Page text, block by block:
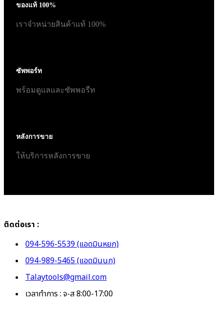
ของแท้ 100%
เราจำหน่ายสินค้าแท้ 100%
ซัพพอร์ท
พร้อมดูแลและซัพพอรืท
หลังการขาย
ให้บริการหลังการขาย
ติดต่อเรา :
094-596-5539 (แอดมินหยก)
094-989-5465 (แอดมินนก)
Talaytools@gmail.com
เวลาทำการ : จ-ส 8:00-17:00